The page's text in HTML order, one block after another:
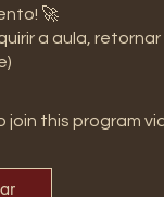
🚀
a aula,
join this program